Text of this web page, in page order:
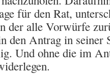
für den Rat,
der alle Vorwürfe
den Antrag in seiner
Und ohne die im